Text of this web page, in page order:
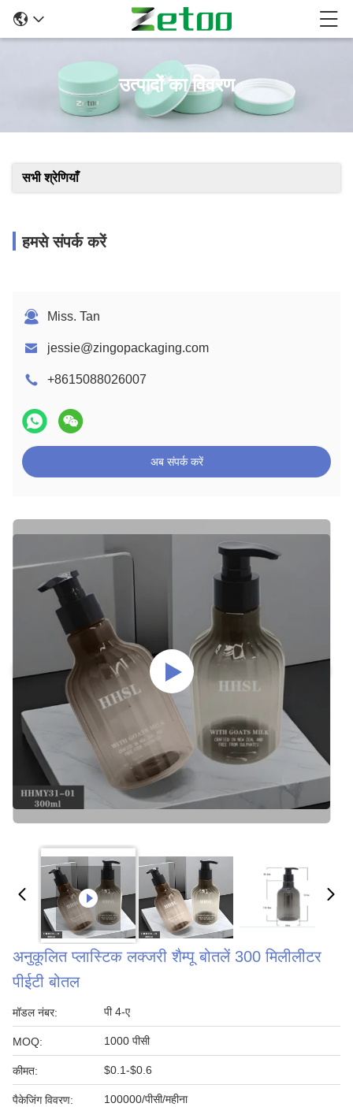
उत्पादों का विवरण
सभी श्रेणियाँ
हमसे संपर्क करें
Miss. Tan
jessie@zingopackaging.com
+8615088026007
अब संपर्क करें
अनुकूलित प्लास्टिक लक्जरी शैम्पू बोतलें 300 मिलीलीटर
पीईटी बोतल
मॉडल नंबर: पी 4-ए
MOQ: 1000 पीसी
कीमत: $0.1-$0.6
पैकेजिंग विवरण: 100000/पीसी/महीना